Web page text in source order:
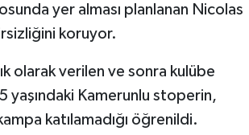
yer alması planlanan Nicolas
koruyor.
olarak verilen ve sonra kulübe
yaşındaki Kamerunlu stoperin,
katılamadığı öğrenildi.